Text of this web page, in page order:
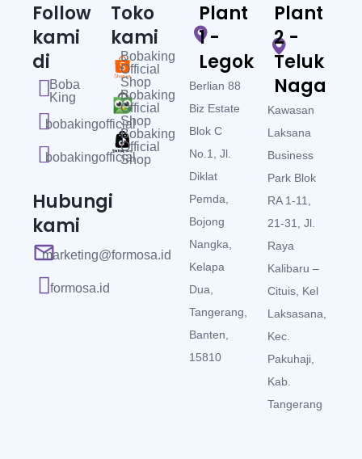
Follow
kami
di
Boba
King
bobakingofficial
bobakingofficial
Hubungi
kami
marketing@formosa.id
formosa.id
Toko
kami
Bobaking
Official
Shop
Bobaking
Official
Shop
Bobaking
Official
Shop
Plant
1 -
Legok
Berlian 88
Biz Estate
Blok C
No.1, Jl.
Diklat
Pemda,
Bojong
Nangka,
Kelapa
Dua,
Tangerang,
Banten,
15810
Plant
2 -
Teluk
Naga
Kawasan
Laksana
Business
Park Blok
RA 1-11,
21-31, Jl.
Raya
Kalibaru –
Cituis, Kel
Laksasana,
Kec.
Pakuhaji,
Kab.
Tangerang